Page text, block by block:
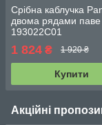
Срібна каблучка
двома рядами паве
193022C01
1 824 ₴ 1 920 ₴
Купити
Акційні